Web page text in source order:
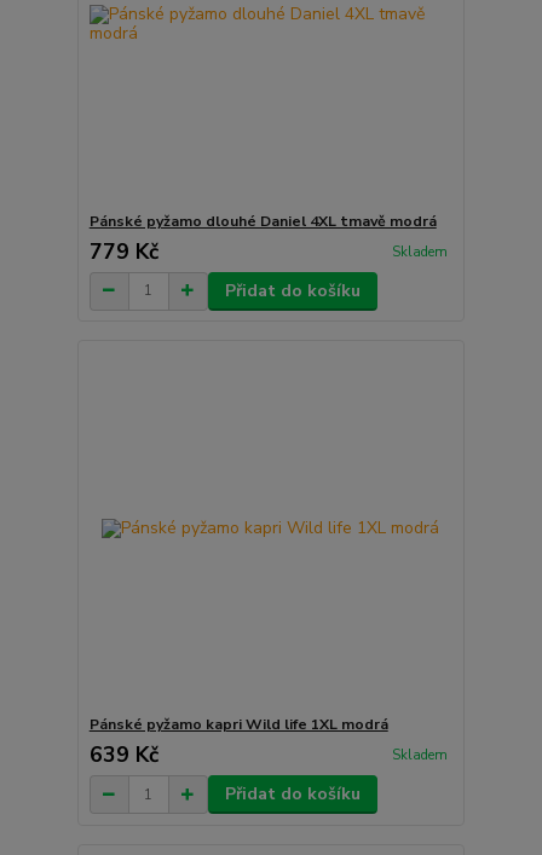
Pánské pyžamo dlouhé Daniel 4XL tmavě modrá
779 Kč Skladem
Přidat do košíku
Pánské pyžamo kapri Wild life 1XL modrá
639 Kč Skladem
Přidat do košíku